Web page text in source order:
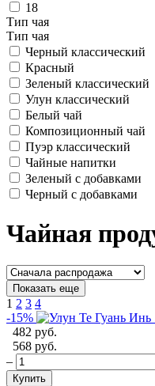
18
Тип чая
Тип чая
Черный классический
Красный
Зеленый классический
Улун классический
Белый чай
Композиционный чай
Пуэр классический
Чайные напитки
Зеленый с добавками
Черный с добавками
Чайная
Показать еще
1 2 3 4
-15%
482 руб.
568 руб.
–
Купить